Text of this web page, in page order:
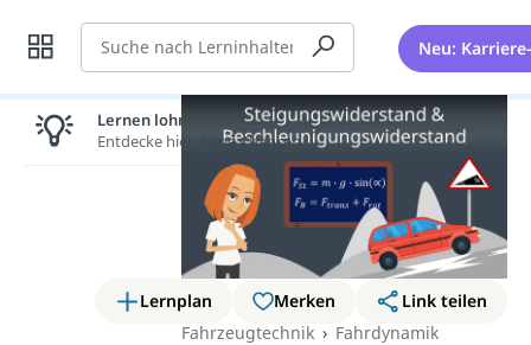
Suche Neu:
Lernplan Merken
Link teilen
Fahrzeugtechnik
Fahrdynamik
Lernen lohnt sich!
Entdecke hier deine Chancen.